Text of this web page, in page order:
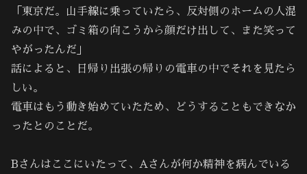
「東京だ。山手線に乗っていたら、反対側のホームの人混
みの中で、ゴミ箱の向こうから顔だけ出して、また笑って
やがったんだ」
話によると、日帰り出張の帰りの電車の中でそれを見たら
しい。
電車はもう動き始めていたため、どうすることもできなか
ったとのことだ。
Bさんはここにいたって、Aさんが何か精神を病んでいる